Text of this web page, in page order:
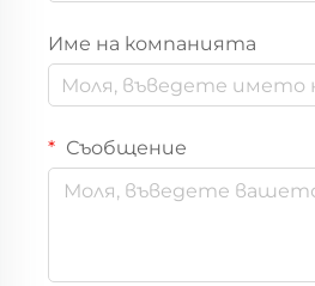
Име на компанията
Съобщение